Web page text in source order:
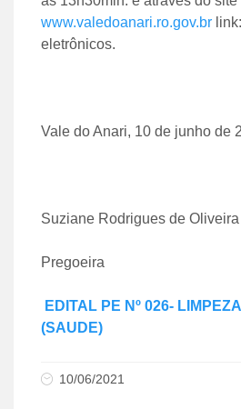
www.valedoanari.ro.gov.br
eletrônicos.
Vale do Anari, 10 de junho de
Suziane Rodrigues de Oliveira
Pregoeira
EDITAL PE Nº 026-
(SAUDE)
10/06/2021